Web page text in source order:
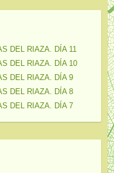
DEL RIAZA. DÍA 11
DEL RIAZA. DÍA 10
DEL RIAZA. DÍA 9
DEL RIAZA. DÍA 8
DEL RIAZA. DÍA 7